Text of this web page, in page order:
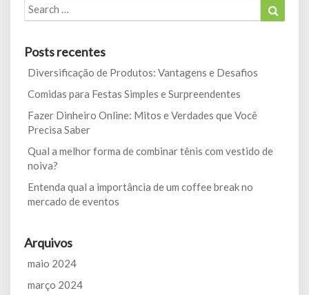
Search
for:
Posts recentes
Diversificação de Produtos: Vantagens e Desafios
Comidas para Festas Simples e Surpreendentes
Fazer Dinheiro Online: Mitos e Verdades que Você
Precisa Saber
Qual a melhor forma de combinar tênis com vestido de
noiva?
Entenda qual a importância de um coffee break no
mercado de eventos
Arquivos
maio 2024
março 2024